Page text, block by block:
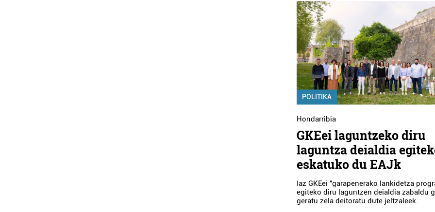
POLITIKA
Hondarribia
GKEei laguntzeko diru
laguntza deialdia
eskatuko du EAJk
Iaz GKEei "garapenerako lankidetza
egiteko diru laguntzen deialdia zabaldu
geratu zela deitoratu dute jeltzaleek.
Hornidurak
BEERLAGUN - OARSOAK
Oiartzun